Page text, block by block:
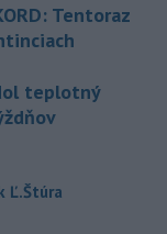
Tentoraz
teplotný
Ľ.Štúra